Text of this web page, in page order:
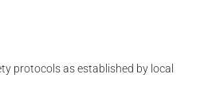
protocols as established by local